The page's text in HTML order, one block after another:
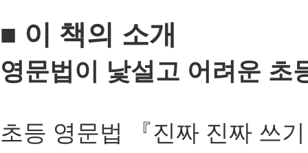
■ 이 책의 소개
영문법이 낯설고 어려운 초
초등 영문법 『진짜 진짜 쓰